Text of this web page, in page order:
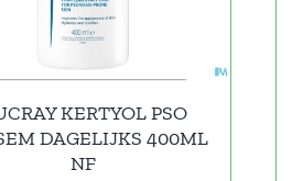
KERTYOL PSO
DAGELIJKS 400ML
NF